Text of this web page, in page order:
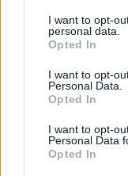
I want to opt-
personal data.
Opted In
I want to opt-
Personal Data.
Opted In
I want to opt-
Personal Data
Opted In
De wedstrijd begint
03.00 uur
Toch staat de
daar zichtbaar
en de spelersgroep